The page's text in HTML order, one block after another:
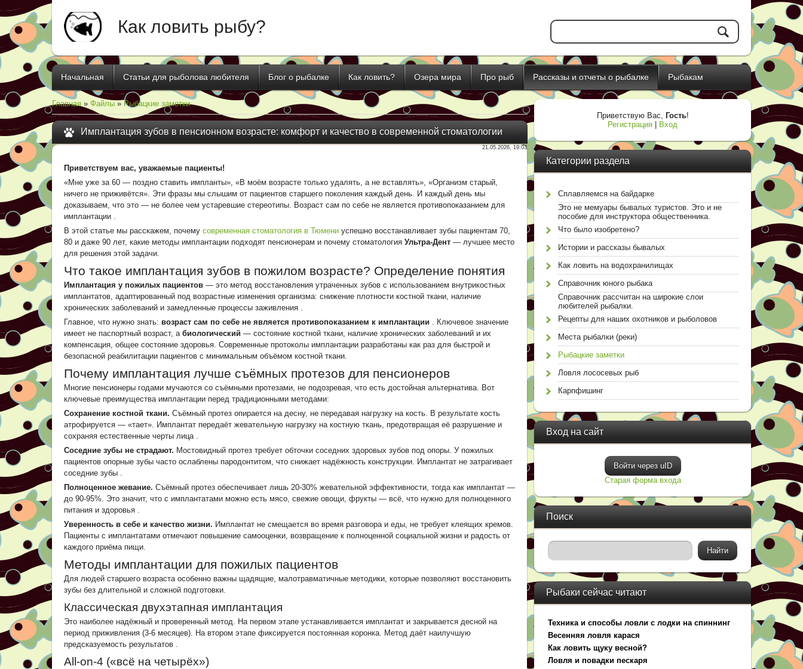
Как ловить рыбу?
Начальная Статьи для рыболова любителя Блог о рыбалке Как ловить? Озера мира Про рыб Рассказы и отчеты о рыбалке Рыбакам
Главная » Файлы » Рыбацкие заметки
Имплантация зубов в пенсионном возрасте: комфорт и качество в современной стоматологии
21.05.2026, 19:03
Приветствуем вас, уважаемые пациенты!
«Мне уже за 60 — поздно ставить импланты», «В моём возрасте только удалять, а не вставлять», «Организм старый,
ничего не приживётся». Эти фразы мы слышим от пациентов старшего поколения каждый день. И каждый день мы
доказываем, что это — не более чем устаревшие стереотипы. Возраст сам по себе не является противопоказанием для
имплантации .
В этой статье мы расскажем, почему современная стоматология в Тюмени успешно восстанавливает зубы пациентам 70,
80 и даже 90 лет, какие методы имплантации подходят пенсионерам и почему стоматология Ультра-Дент — лучшее место
для решения этой задачи.
Что такое имплантация зубов в пожилом возрасте? Определение понятия
Имплантация у пожилых пациентов — это метод восстановления утраченных зубов с использованием внутрикостных
имплантатов, адаптированный под возрастные изменения организма: снижение плотности костной ткани, наличие
хронических заболеваний и замедленные процессы заживления .
Главное, что нужно знать: возраст сам по себе не является противопоказанием к имплантации . Ключевое значение
имеет не паспортный возраст, а биологический — состояние костной ткани, наличие хронических заболеваний и их
компенсация, общее состояние здоровья. Современные протоколы имплантации разработаны как раз для быстрой и
безопасной реабилитации пациентов с минимальным объёмом костной ткани.
Почему имплантация лучше съёмных протезов для пенсионеров
Многие пенсионеры годами мучаются со съёмными протезами, не подозревая, что есть достойная альтернатива. Вот
ключевые преимущества имплантации перед традиционными методами:
Сохранение костной ткани. Съёмный протез опирается на десну, не передавая нагрузку на кость. В результате кость
атрофируется — «тает». Имплантат передаёт жевательную нагрузку на костную ткань, предотвращая её разрушение и
сохраняя естественные черты лица .
Соседние зубы не страдают. Мостовидный протез требует обточки соседних здоровых зубов под опоры. У пожилых
пациентов опорные зубы часто ослаблены пародонтитом, что снижает надёжность конструкции. Имплантат не затрагивает
соседние зубы .
Полноценное жевание. Съёмный протез обеспечивает лишь 20-30% жевательной эффективности, тогда как имплантат —
до 90-95%. Это значит, что с имплантатами можно есть мясо, свежие овощи, фрукты — всё, что нужно для полноценного
питания и здоровья .
Уверенность в себе и качество жизни. Имплантат не смещается во время разговора и еды, не требует клеящих кремов.
Пациенты с имплантатами отмечают повышение самооценки, возвращение к полноценной социальной жизни и радость от
каждого приёма пищи.
Методы имплантации для пожилых пациентов
Для людей старшего возраста особенно важны щадящие, малотравматичные методики, которые позволяют восстановить
зубы без длительной и сложной подготовки.
Классическая двухэтапная имплантация
Это наиболее надёжный и проверенный метод. На первом этапе устанавливается имплантат и закрывается десной на
период приживления (3-6 месяцев). На втором этапе фиксируется постоянная коронка. Метод даёт наилучшую
предсказуемость результатов .
All-on-4 («всё на четырёх»)
Приветствую Вас, Гость!
Регистрация
Вход
Категории раздела
Сплавляемся на байдарке
Это не мемуары бывалых туристов. Это и не
пособие для инструктора общественника.
Что было изобретено?
Истории и рассказы бывалых
Как ловить на водохранилищах
Справочник юного рыбака
Справочник рассчитан на широкие слои
любителей рыбалки.
Рецепты для наших охотников и рыболовов
Места рыбалки (реки)
Рыбацкие заметки
Ловля лососевых рыб
Карпфишинг
Вход на сайт
Войти через uID
Старая форма входа
Поиск
Рыбаки сейчас читают
Техника и способы ловли с лодки на спиннинг
Весенняя ловля карася
Как ловить щуку весной?
Ловля и повадки пескаря